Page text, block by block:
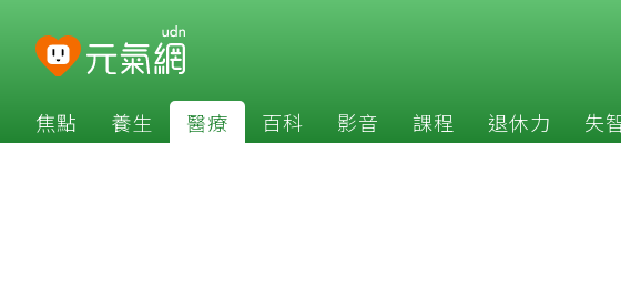
焦點 養生 醫療 百科 影音 課程 退休力 失